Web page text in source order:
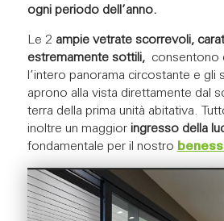
ogni periodo dell’anno.
Le 2 ampie vetrate scorrevoli,
estremamente sottili, consentono
l’intero panorama circostante e gli
aprono alla vista direttamente dal
terra della prima unità abitativa.
inoltre un maggior ingresso della
fondamentale per il nostro